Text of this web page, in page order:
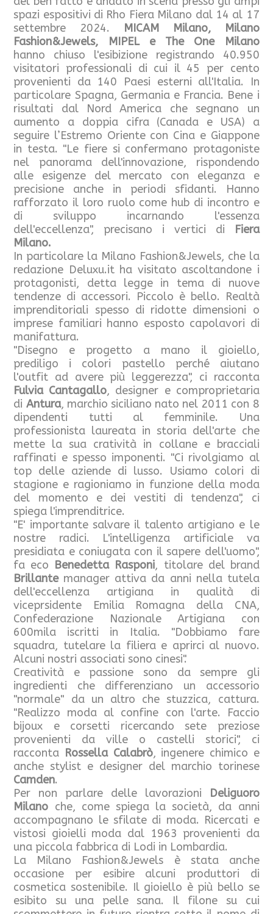
spazi espositivi di Rho Fiera Milano dal 14 al 17
settembre 2024. MICAM Milano, Milano
Fashion&Jewels, MIPEL e The One Milano
hanno chiuso l'esibizione registrando 40.950
visitatori professionali di cui il 45 per cento
provenienti da 140 Paesi esterni all'Italia. In
particolare Spagna, Germania e Francia. Bene i
risultati dal Nord America che segnano un
aumento a doppia cifra (Canada e USA) a
seguire l’Estremo Oriente con Cina e Giappone
in testa. "Le fiere si confermano protagoniste
nel panorama dell'innovazione, rispondendo
alle esigenze del mercato con eleganza e
precisione anche in periodi sfidanti. Hanno
rafforzato il loro ruolo come hub di incontro e
di sviluppo incarnando l'essenza
dell'eccellenza", precisano i vertici di Fiera
Milano.
In particolare la Milano Fashion&Jewels, che la
redazione Deluxu.it ha visitato ascoltandone i
protagonisti, detta legge in tema di nuove
tendenze di accessori. Piccolo è bello. Realtà
imprenditoriali spesso di ridotte dimensioni o
imprese familiari hanno esposto capolavori di
manifattura.
"Disegno e progetto a mano il gioiello,
prediligo i colori pastello perché aiutano
l'outfit ad avere più leggerezza", ci racconta
Fulvia Cantagallo, designer e comproprietaria
di Antura, marchio siciliano nato nel 2011 con 8
dipendenti tutti al femminile. Una
professionista laureata in storia dell'arte che
mette la sua cratività in collane e bracciali
raffinati e spesso imponenti. "Ci rivolgiamo al
top delle aziende di lusso. Usiamo colori di
stagione e ragioniamo in funzione della moda
del momento e dei vestiti di tendenza", ci
spiega l'imprenditrice.
"E' importante salvare il talento artigiano e le
nostre radici. L'intelligenza artificiale va
presidiata e coniugata con il sapere dell'uomo",
fa eco Benedetta Rasponi, titolare del brand
Brillantemanager attiva da anni nella tutela
dell'eccellenza artigiana in qualità di
viceprsidente Emilia Romagna della CNA,
Confederazione Nazionale Artigiana con
600mila iscritti in Italia. "Dobbiamo fare
squadra, tutelare la filiera e aprirci al nuovo.
Alcuni nostri associati sono cinesi".
Creatività e passione sono da sempre gli
ingredienti che differenziano un accessorio
"normale" da un altro che stuzzica, cattura.
"Realizzo moda al confine con l'arte. Faccio
bijoux e corsetti ricercando sete preziose
provenienti da ville o castelli storici", ci
racconta Rossella Calabrò, ingenere chimico e
anche stylist e designer del marchio torinese
Camden.
Per non parlare delle lavorazioni
Deliguoro
Milano che, come spiega la società, da anni
accompagnano le sfilate di moda. Ricercati e
vistosi gioielli moda dal 1963 provenienti da
una piccola fabbrica di Lodi in Lombardia.
La Milano Fashion&Jewels è stata anche
occasione per esibire alcuni produttori di
cosmetica sostenibile. Il gioiello è più bello se
esibito su una pelle sana. Il filone su cui